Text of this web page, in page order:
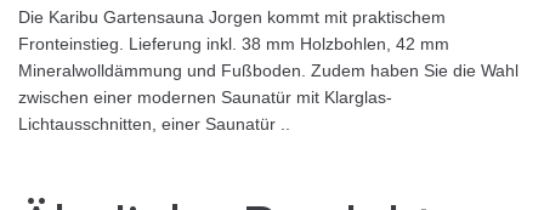
Die Karibu Gartensauna Jorgen kommt mit praktischem
Fronteinstieg. Lieferung inkl. 38 mm Holzbohlen, 42 mm
Mineralwolldämmung und Fußboden. Zudem haben Sie die Wahl
zwischen einer modernen Saunatür mit Klarglas-
Lichtausschnitten, einer Saunatür ..